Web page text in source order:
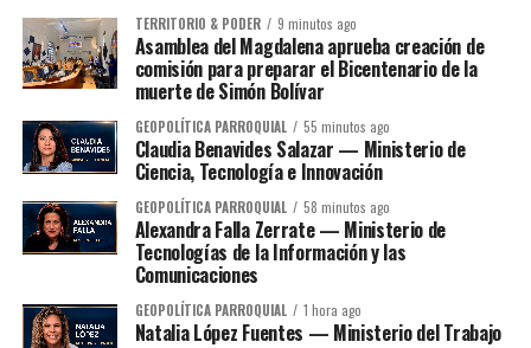
TERRITORIO & PODER 9 minutos ago
Asamblea del Magdalena aprueba creación de
comisión para preparar el Bicentenario de la
muerte de Simón Bolívar
GEOPOLÍTICA PARROQUIAL 55 minutos ago
Claudia Benavides Salazar — Ministerio de
Ciencia, Tecnología e Innovación
GEOPOLÍTICA PARROQUIAL 58 minutos ago
Alexandra Falla Zerrate — Ministerio de
Tecnologías de la Información y las
Comunicaciones
GEOPOLÍTICA PARROQUIAL 1 hora ago
Natalia López Fuentes — Ministerio del Trabajo